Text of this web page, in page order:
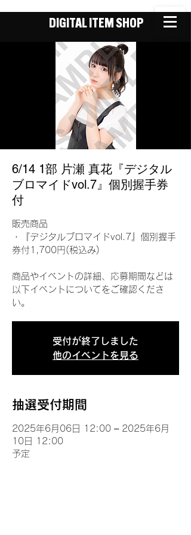
DIGITAL ITEM SHOP
6/14 1部 片瀬 真花『デジタル
ブロマイドvol.7』個別握手券
付
販売商品
・『デジタルブロマイドvol.7』個別握手
券付1,700円(税込み)
商品やイベントの詳細、応募期間などは
以下イベントについてをご確認くださ
い。
受付が終了しました
他のイベントを見る
抽選受付期間
2025年6月06日 12:00 – 2025年6月
10日 12:00
予定